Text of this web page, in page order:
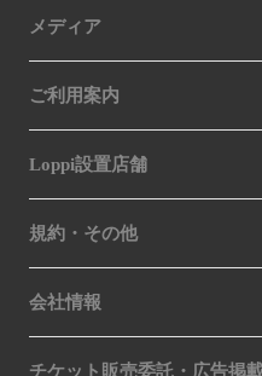
メディア
ご利用案内
Loppi設置店舗
規約・その他
会社情報
チケット販売委託・広告掲